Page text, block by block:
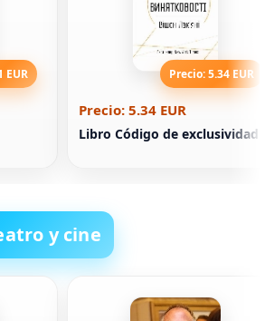
EUR Precio: 5.34 EUR
Precio: 5.34 EUR
Libro Código de exclusividad
y cine